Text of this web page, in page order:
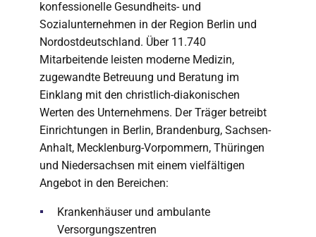
konfessionelle Gesundheits- und
Sozialunternehmen in der Region Berlin und
Nordostdeutschland. Über 11.740
Mitarbeitende leisten moderne Medizin,
zugewandte Betreuung und Beratung im
Einklang mit den christlich-diakonischen
Werten des Unternehmens. Der Träger betreibt
Einrichtungen in Berlin, Brandenburg, Sachsen-
Anhalt, Mecklenburg-Vorpommern, Thüringen
und Niedersachsen mit einem vielfältigen
Angebot in den Bereichen:
Krankenhäuser und ambulante
Versorgungszentren